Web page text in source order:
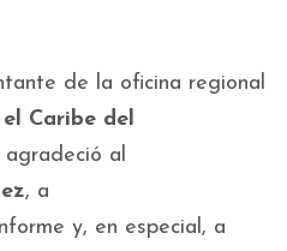
de la oficina regional
Caribe del
agradeció al
, a
y, en especial, a